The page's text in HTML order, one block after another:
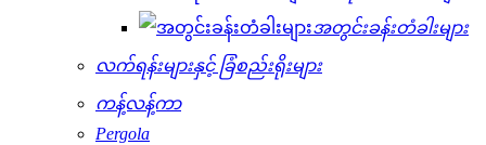
အတွင်းခန်းတံခါးများ
လက်ရန်းများနှင့် ခြံစည်းရိုးများ
ကန့်လန့်ကာ
Pergola